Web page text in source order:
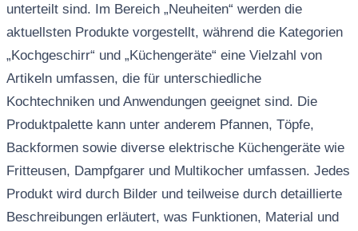
unterteilt sind. Im Bereich „Neuheiten“ werden die
aktuellsten Produkte vorgestellt, während die Kategorien
„Kochgeschirr“ und „Küchengeräte“ eine Vielzahl von
Artikeln umfassen, die für unterschiedliche
Kochtechniken und Anwendungen geeignet sind. Die
Produktpalette kann unter anderem Pfannen, Töpfe,
Backformen sowie diverse elektrische Küchengeräte wie
Fritteusen, Dampfgarer und Multikocher umfassen. Jedes
Produkt wird durch Bilder und teilweise durch detaillierte
Beschreibungen erläutert, was Funktionen, Material und